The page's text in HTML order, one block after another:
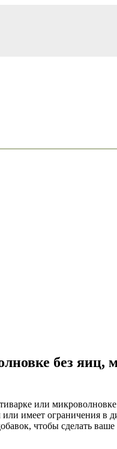
без яиц,
или
имеет ограничения в
чтобы сделать